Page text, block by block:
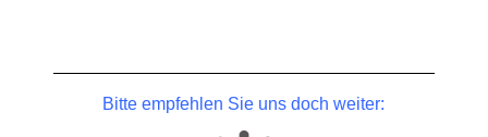
Bitte empfehlen Sie uns doch weiter: